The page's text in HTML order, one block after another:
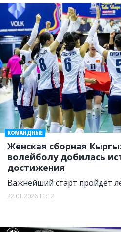
Женская сборная
волейболу добилась
достижения
Важнейший старт пройдет
22.01.2026 11:12
КОМАНДНЫЕ